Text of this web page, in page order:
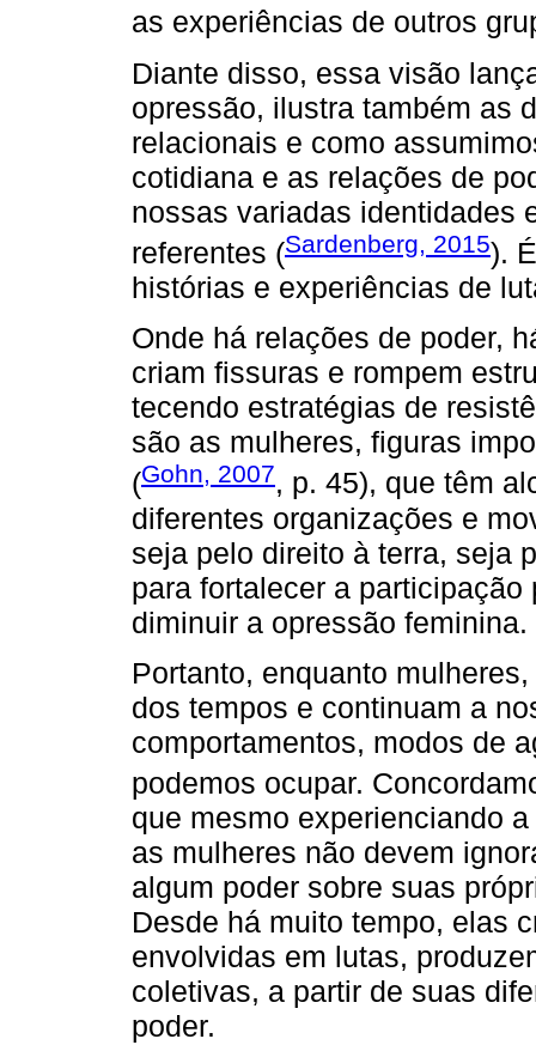
as experiências de outros
Diante disso, essa visão
opressão, ilustra também as
relacionais e como
cotidiana e as relações de
nossas variadas identidades
referentes (Sardenberg, 2015).
histórias e experiências de
Onde há relações de poder,
criam fissuras e rompem
tecendo estratégias de
são as mulheres, figuras
(Gohn, 2007, p. 45), que têm
diferentes organizações e
seja pelo direito à terra, seja
para fortalecer a
diminuir a opressão feminina.
Portanto, enquanto
dos tempos e continuam a
comportamentos, modos de
podemos ocupar.
que mesmo experienciando
as mulheres não devem
algum poder sobre suas
Desde há muito tempo, elas
envolvidas em lutas,
coletivas, a partir de suas
poder.